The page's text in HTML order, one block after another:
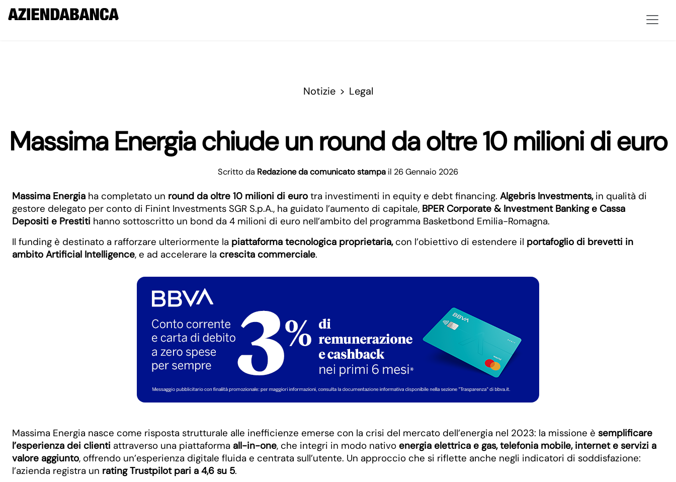
Notizie Legal
Massima Energia chiude un round da oltre 10 milioni di euro
Scritto da Redazione da comunicato stampa il 26 Gennaio 2026
Massima Energia ha completato un round da oltre 10 milioni di euro tra investimenti in equity e debt financing. Algebris Investments,in qualità di
gestore delegato per conto di Finint Investments SGR S.p.A., ha guidato l’aumento di capitale, BPER Corporate & Investment Banking e Cassa
Depositi e Prestiti hanno sottoscritto un bond da 4 milioni di euro nell’ambito del programma Basketbond Emilia-Romagna.
Il funding è destinato a rafforzare ulteriormente la piattaforma tecnologica proprietaria, con l’obiettivo di estendere il portafoglio di brevetti in
ambito Artificial Intelligence, e ad accelerare la crescita commerciale.
Massima Energia nasce come risposta strutturale alle inefficienze emerse con la crisi del mercato dell’energia nel 2023: la missione è semplificare
l’esperienza dei clienti attraverso una piattaforma all-in-one, che integri in modo nativo energia elettrica e gas, telefonia mobile, internet e servizi a
valore aggiunto, offrendo un’esperienza digitale fluida e centrata sull’utente. Un approccio che si riflette anche negli indicatori di soddisfazione:
l’azienda registra un rating Trustpilot pari a 4,6 su 5.